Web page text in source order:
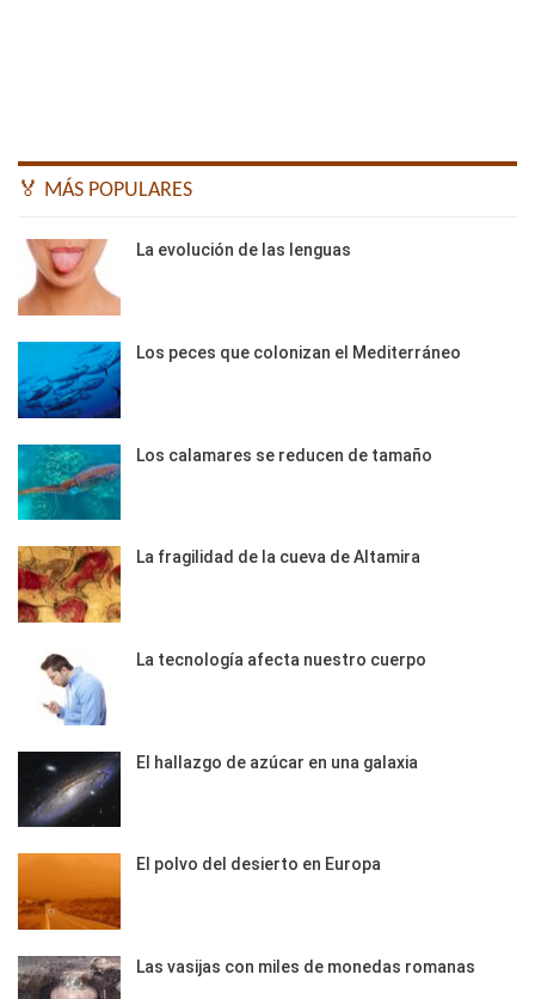
🏅 MÁS POPULARES
La evolución de las lenguas
Los peces que colonizan el Mediterráneo
Los calamares se reducen de tamaño
La fragilidad de la cueva de Altamira
La tecnología afecta nuestro cuerpo
El hallazgo de azúcar en una galaxia
El polvo del desierto en Europa
Las vasijas con miles de monedas romanas